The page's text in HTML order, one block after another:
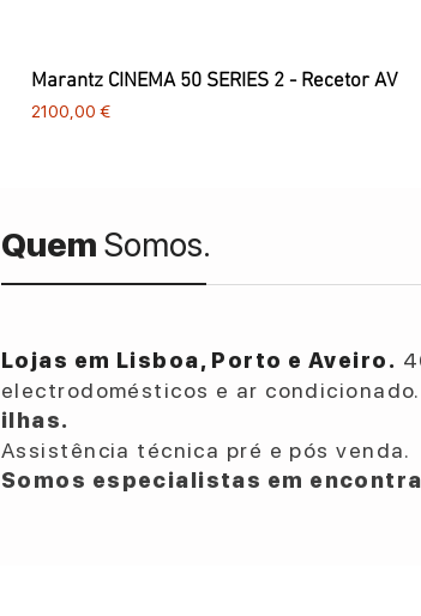
Marantz CINEMA 50 SERIES 2 - Recetor AV
Preço
2100,00 €
Quem Somos.
Lojas em Lisboa, Porto e Aveiro.
electrodomésticos e ar condicionado.
ilhas.
Assistência técnica pré e pós venda.
Somos especialistas em